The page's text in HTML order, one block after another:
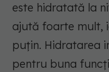
este hidratată la
ajută foarte mult,
puțin. Hidratarea
pentru buna